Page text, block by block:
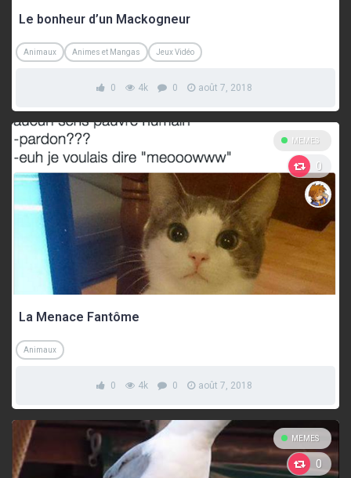
Le bonheur d’un Mackogneur
Animaux Animes et Mangas Jeux Vidéo
0 4k 0 août 7, 2018
MEMES
0
La Menace Fantôme
Animaux
0 4k 0 août 7, 2018
MEMES
0